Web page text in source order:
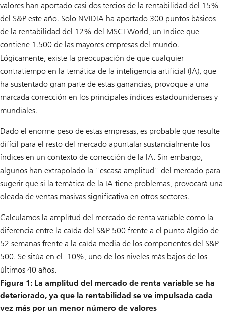
valores han aportado casi dos tercios de la rentabilidad del 15%
del S&P este año. Solo NVIDIA ha aportado 300 puntos básicos
de la rentabilidad del 12% del MSCI World, un índice que
contiene 1.500 de las mayores empresas del mundo.
Lógicamente, existe la preocupación de que cualquier
contratiempo en la temática de la inteligencia artificial (IA), que
ha sustentado gran parte de estas ganancias, provoque a una
marcada corrección en los principales índices estadounidenses y
mundiales.
Dado el enorme peso de estas empresas, es probable que resulte
difícil para el resto del mercado apuntalar sustancialmente los
índices en un contexto de corrección de la IA. Sin embargo,
algunos han extrapolado la "escasa amplitud" del mercado para
sugerir que si la temática de la IA tiene problemas, provocará una
oleada de ventas masivas significativa en otros sectores.
Calculamos la amplitud del mercado de renta variable como la
diferencia entre la caída del S&P 500 frente a el punto álgido de
52 semanas frente a la caída media de los componentes del S&P
500. Se sitúa en el -10%, uno de los niveles más bajos de los
últimos 40 años.
Figura 1: La amplitud del mercado de renta variable se ha
deteriorado, ya que la rentabilidad se ve impulsada cada
vez más por un menor número de valores